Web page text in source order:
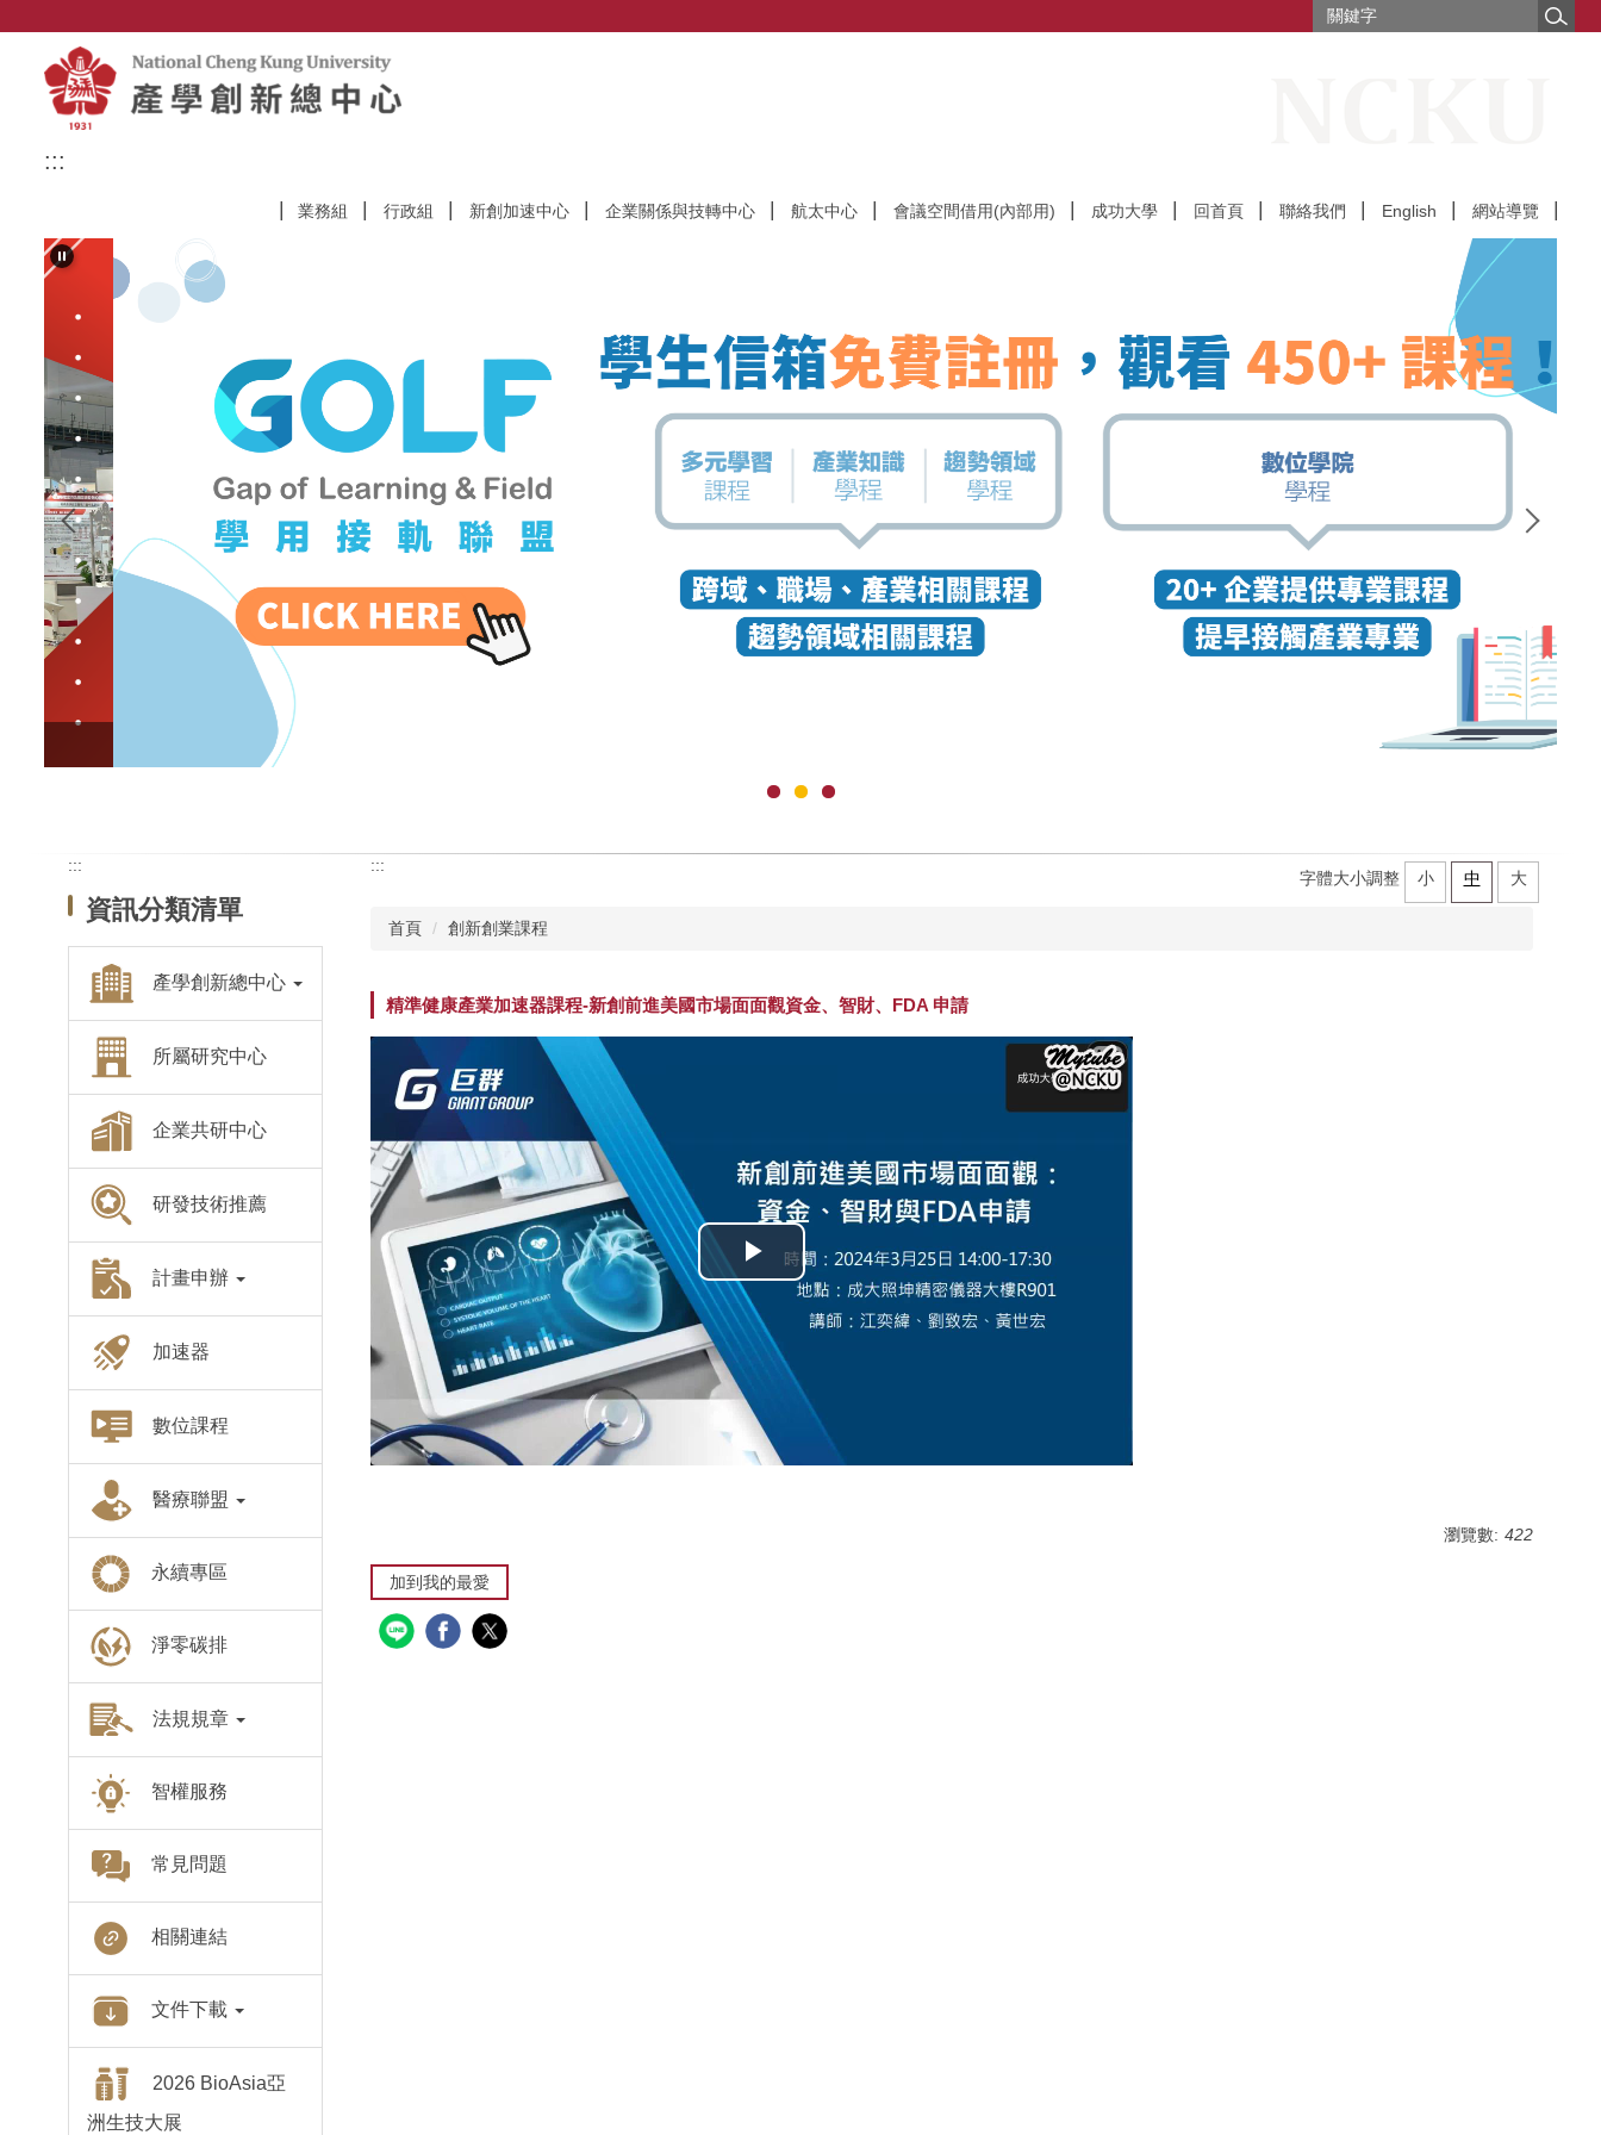
:::
業務組 行政組 新創加速中心 企業關係與技轉中心 航太中心 會議空間借用(內部用) 成功大學 回首頁 聯絡我們 English 網站導覽
:::
資訊分類清單
產學創新總中心
所屬研究中心
企業共研中心
研發技術推薦
計畫申辦
加速器
數位課程
醫療聯盟
永續專區
淨零碳排
法規規章
智權服務
常見問題
相關連結
文件下載
2026 BioAsia亞
洲生技大展
:::
首頁 創新創業課程
精準健康產業加速器課程-新創前進美國市場面面觀資金、智財、FDA 申請
字體大小調整 小 中 大
瀏覽數: 422
加到我的最愛